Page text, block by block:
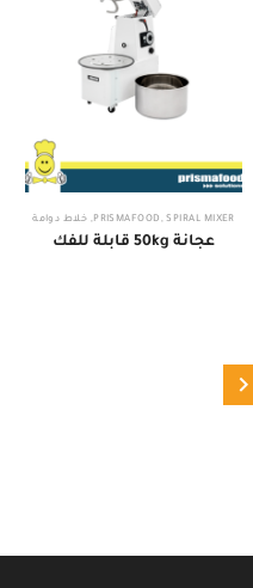
PRISMAFOOD ,SPIRAL MIXER
, خلاط دوامة
عجانة 50kg قابلة للفك